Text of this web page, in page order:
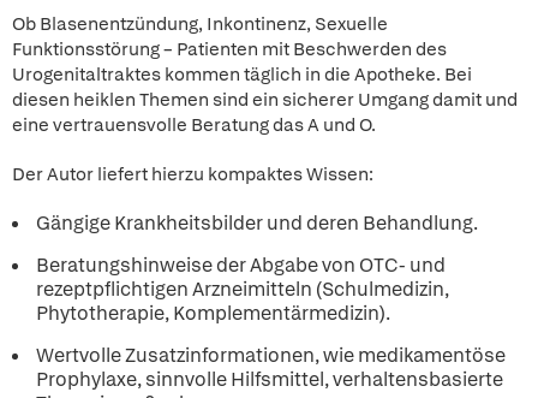
Ob Blasenentzündung, Inkontinenz, Sexuelle
Funktionsstörung – Patienten mit Beschwerden des
Urogenitaltraktes kommen täglich in die Apotheke. Bei
diesen heiklen Themen sind ein sicherer Umgang damit und
eine vertrauensvolle Beratung das A und O.
Der Autor liefert hierzu kompaktes Wissen:
Gängige Krankheitsbilder und deren Behandlung.
Beratungshinweise der Abgabe von OTC- und
rezeptpflichtigen Arzneimitteln (Schulmedizin,
Phytotherapie, Komplementärmedizin).
Wertvolle Zusatzinformationen, wie medikamentöse
Prophylaxe, sinnvolle Hilfsmittel, verhaltensbasierte